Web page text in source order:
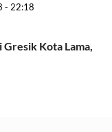
- 22:18
Kota Lama,